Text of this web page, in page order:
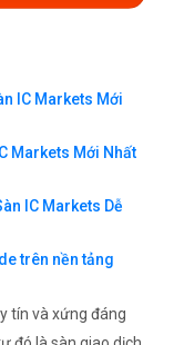
IC Markets Mới
Markets Mới Nhất
IC Markets Dễ
trên nền tảng
tín và xứng đáng